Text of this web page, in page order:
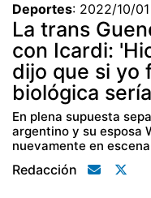
Deportes: 2022/10/
La trans
con Icardi:
dijo que si yo
biológica
En plena supuesta
argentino y su esposa
nuevamente en
Redacción